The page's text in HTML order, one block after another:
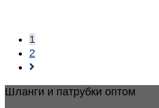
1
2
Шланги и патрубки оптом